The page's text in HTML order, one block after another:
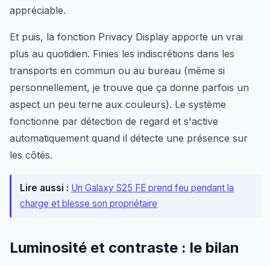
appréciable.
Et puis, la fonction Privacy Display apporte un vrai
plus au quotidien. Finies les indiscrétions dans les
transports en commun ou au bureau (même si
personnellement, je trouve que ça donne parfois un
aspect un peu terne aux couleurs). Le système
fonctionne par détection de regard et s'active
automatiquement quand il détecte une présence sur
les côtés.
Lire aussi : Un Galaxy S25 FE prend feu pendant la
charge et blesse son propriétaire
Luminosité et contraste : le bilan